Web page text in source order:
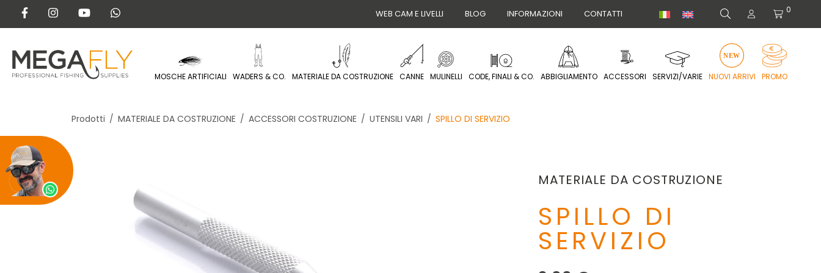
WEB CAM E LIVELLI BLOG INFORMAZIONI CONTATTI 0
MOSCHE ARTIFICIALI WADERS & CO. MATERIALE DA COSTRUZIONE CANNE MULINELLI CODE, FINALI & CO. ABBIGLIAMENTO ACCESSORI SERVIZI/VARIE NUOVI ARRIVI PROMO
Prodotti MATERIALE DA COSTRUZIONE ACCESSORI COSTRUZIONE UTENSILI VARI SPILLO DI SERVIZIO
MATERIALE DA COSTRUZIONE
SPILLO DI
SERVIZIO